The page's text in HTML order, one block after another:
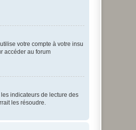
votre compte à votre insu
accéder au forum
indicateurs de lecture des
les résoudre.